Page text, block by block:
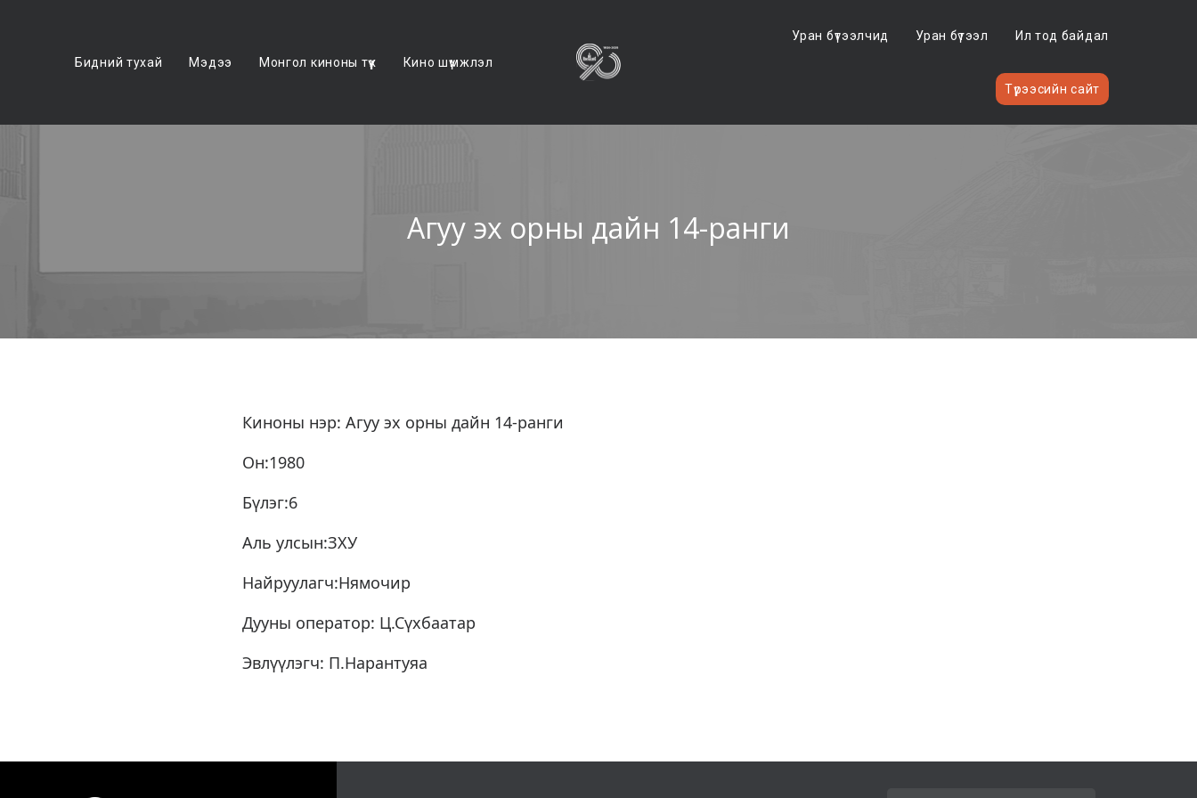
Бидний тухай Мэдээ Монгол киноны түүх Кино шүүмжлэл
Уран бүтээлчид Уран бүтээл Ил тод байдал
Түрээсийн сайт
Агуу эх орны дайн 14-ранги
Киноны нэр: Агуу эх орны дайн 14-ранги
Он:1980
Бүлэг:6
Аль улсын:ЗХУ
Найруулагч:Нямочир
Дууны оператор: Ц.Сүхбаатар
Эвлүүлэгч: П.Нарантуяа